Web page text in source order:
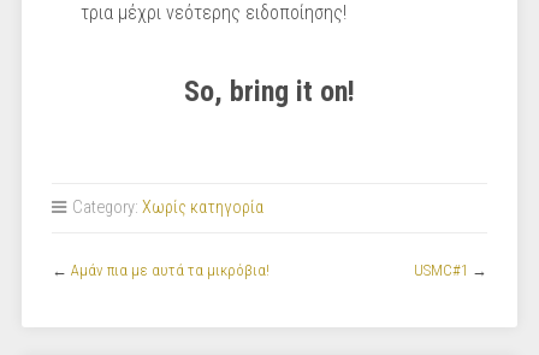
τρια μέχρι νεότερης ειδοποίησης!
So, bring it on!
Category: Χωρίς κατηγορία
← Αμάν πια με αυτά τα μικρόβια! USMC#1 →